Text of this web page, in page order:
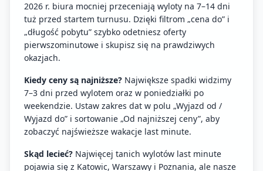
2026 r. biura mocniej przeceniają wyloty na 7–14 dni
tuż przed startem turnusu. Dzięki filtrom „cena do” i
„długość pobytu” szybko odetniesz oferty
pierwszominutowe i skupisz się na prawdziwych
okazjach.
Kiedy ceny są najniższe? Największe spadki widzimy
7–3 dni przed wylotem oraz w poniedziałki po
weekendzie. Ustaw zakres dat w polu „Wyjazd od /
Wyjazd do” i sortowanie „Od najniższej ceny”, aby
zobaczyć najświeższe wakacje last minute.
Skąd lecieć? Najwięcej tanich wylotów last minute
pojawia się z Katowic, Warszawy i Poznania, ale nasze